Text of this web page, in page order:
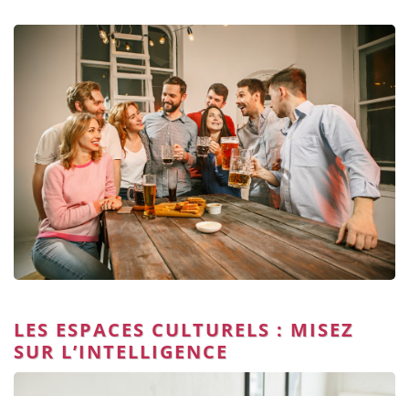
LES ESPACES CULTURELS : MISEZ
SUR L’INTELLIGENCE